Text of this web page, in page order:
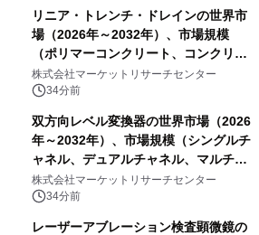
リニア・トレンチ・ドレインの世界市
場（2026年～2032年）、市場規模
（ポリマーコンクリート、コンクリー
ト、プラスチック、金属）・分析レポ
ートを発表
株式会社マーケットリサーチセンター
34分前
双方向レベル変換器の世界市場（2026
年～2032年）、市場規模（シングルチ
ャネル、デュアルチャネル、マルチチ
ャネル）・分析レポートを発表
株式会社マーケットリサーチセンター
34分前
レーザーアブレーション検査顕微鏡の